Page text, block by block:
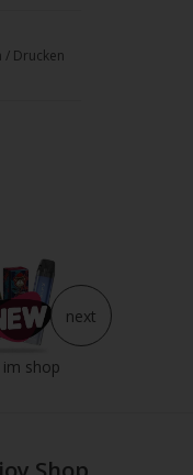
/ Drucken
im shop
next